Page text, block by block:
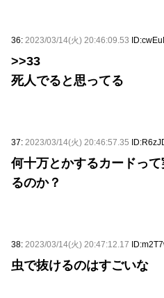
36: 2023/03/14(火) 20:46:09.53
>>33
死人でると思ってる
37: 2023/03/14(火) 20:46:57.35
何十万とかするカードっ
るのか？
38: 2023/03/14(火) 20:47:12.17
虫で抜けるのはすごいな